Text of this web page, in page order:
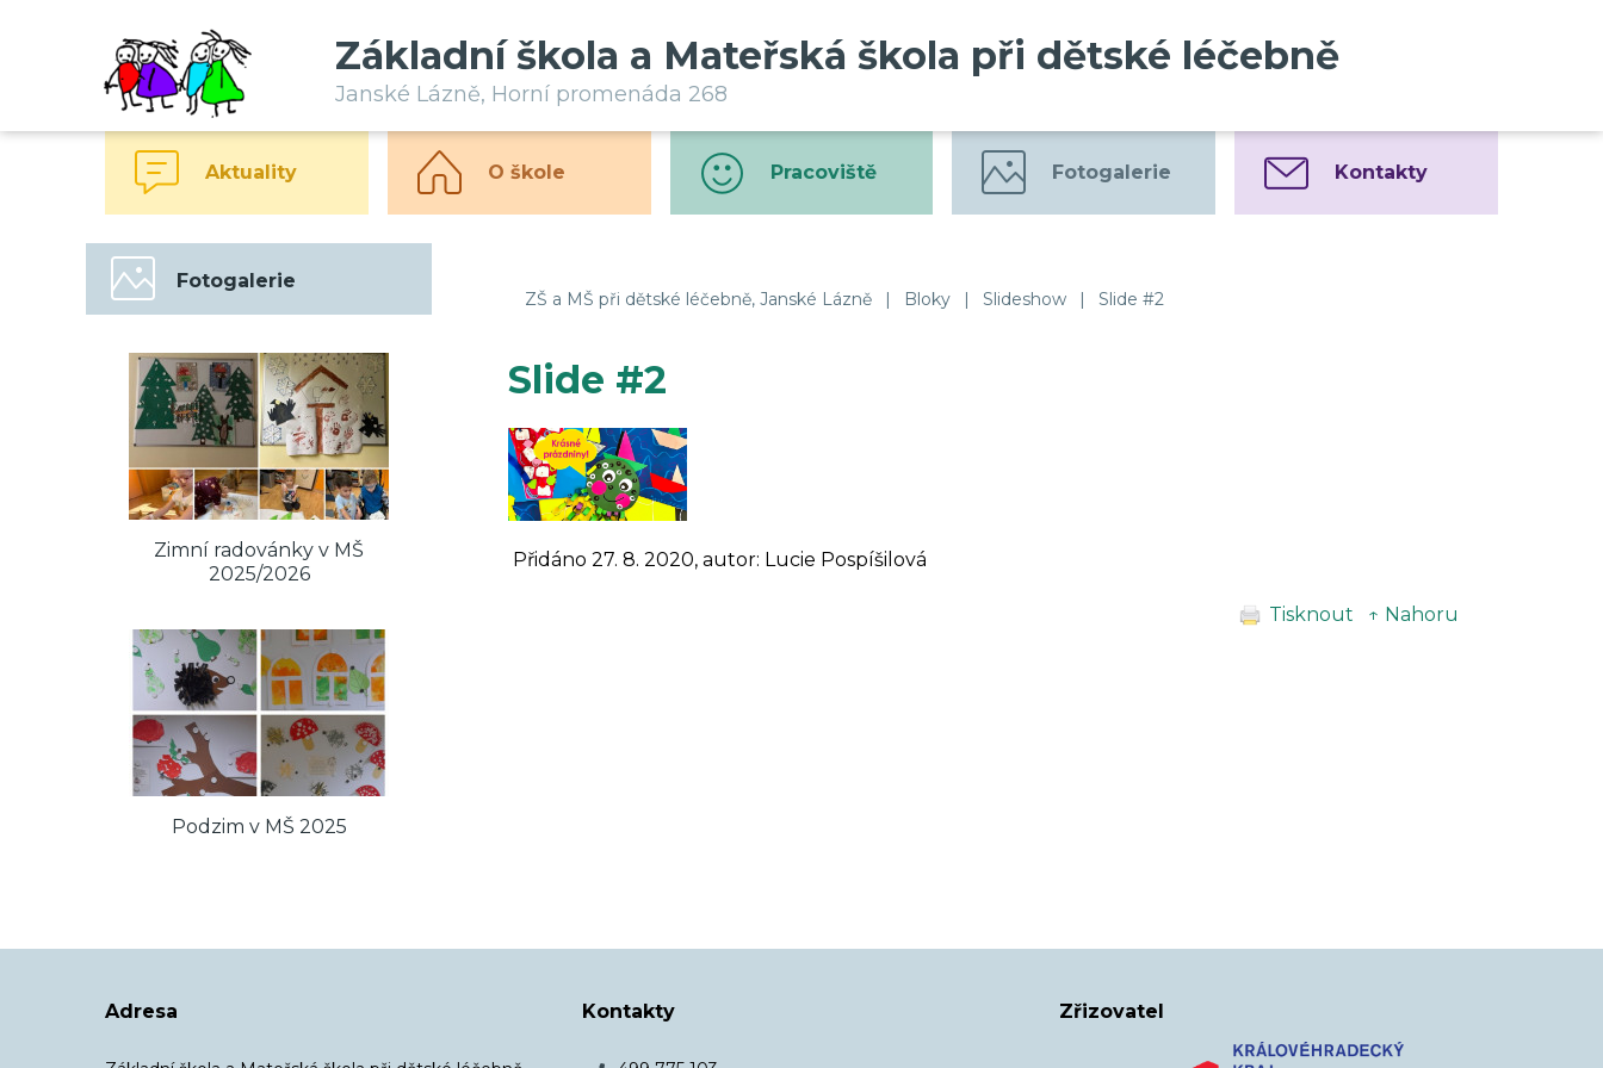
Základní škola a Mateřská škola při dětské léčebně
Janské Lázně, Horní promenáda 268
Aktuality O škole Pracoviště Fotogalerie Kontakty
ZŠ a MŠ při dětské léčebně, Janské Lázně | Bloky | Slideshow | Slide #2
Slide #2
Přidáno 27. 8. 2020, autor: Lucie Pospíšilová
Tisknout ↑ Nahoru
Fotogalerie
Zimní radovánky v MŠ
2025/2026
Podzim v MŠ 2025
Adresa Kontakty Zřizovatel